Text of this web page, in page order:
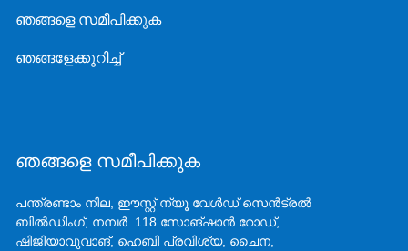
ഞങ്ങളെ സമീപിക്കുക
ഞങ്ങളേക്കുറിച്ച്
ഞങ്ങളെ സമീപിക്കുക
പന്ത്രണ്ടാം നില, ഈസ്റ്റ് ന്യൂ വേൾഡ് സെൻ‌ട്രൽ
ബിൽഡിംഗ്, നമ്പർ .118 സോങ്‌ഷാൻ റോഡ്,
ഷിജിയാവുവാങ്, ഹെബി പ്രവിശ്യ, ചൈന,